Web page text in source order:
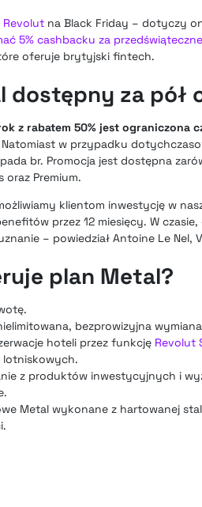
Revolut na Black Friday – dotyczy
5% cashbacku za
oferuje brytyjski fintech.
dostępny za pół
z rabatem 50% jest ograniczona
w przypadku
br. Promocja jest dostępna
oraz Premium.
klientom inwestycję w
przez 12 miesięcy. W
– powiedział Antoine Le Nel,
plan Metal?
bezprowizyjna
hoteli przez funkcję Revolut
lotniskowych.
z produktów inwestycyjnych i
Metal wykonane z hartowanej